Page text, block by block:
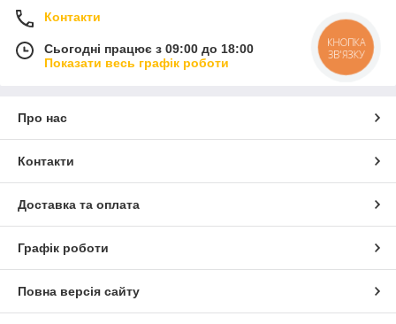
Контакти
Сьогодні працює з 09:00 до 18:00
Показати весь графік роботи
Про нас
Контакти
Доставка та оплата
Графік роботи
Повна версія сайту
КНОПКА
ЗВ'ЯЗКУ